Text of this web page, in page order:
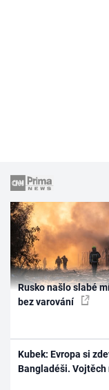
Rusko našlo slabé
bez varování
Kubek: Evropa si
Bangladéši.